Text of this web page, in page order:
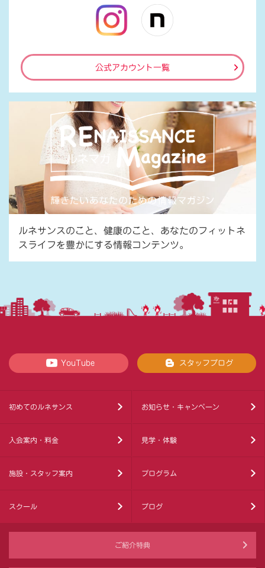
公式アカウント一覧
ルネサンスのこと、健康のこと、あなたのフィットネ
スライフを豊かにする情報コンテンツ。
YouTube スタッフブログ
初めてのルネサンス お知らせ・キャンペーン
入会案内・料金 見学・体験
施設・スタッフ案内 プログラム
スクール ブログ
ご紹介特典